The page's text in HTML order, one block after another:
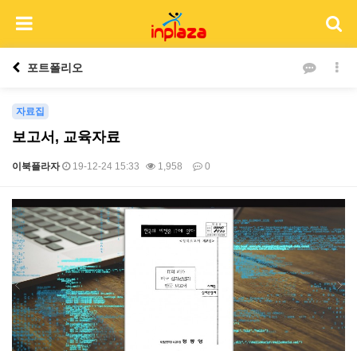
포트폴리오
자료집
보고서, 교육자료
이북플라자 19-12-24 15:33 1,958 0
본문